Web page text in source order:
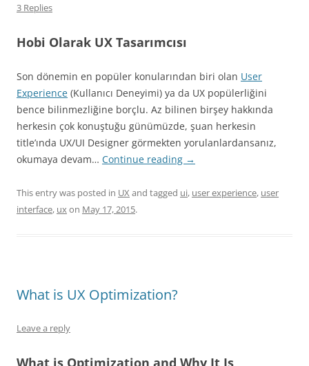
3 Replies
Hobi Olarak UX Tasarımcısı
Son dönemin en popüler konularından biri olan User
Experience (Kullanıcı Deneyimi) ya da UX popülerliğini
bence bilinmezliğine borçlu. Az bilinen birşey hakkında
herkesin çok konuştuğu günümüzde, şuan herkesin
title’ında UX/UI Designer görmekten yorulanlardansanız,
okumaya devam… Continue reading →
This entry was posted in UX and tagged ui, user experience, user
interface, uxon May 17, 2015.
What is UX Optimization?
Leave a reply
What is Optimization and Why It Is